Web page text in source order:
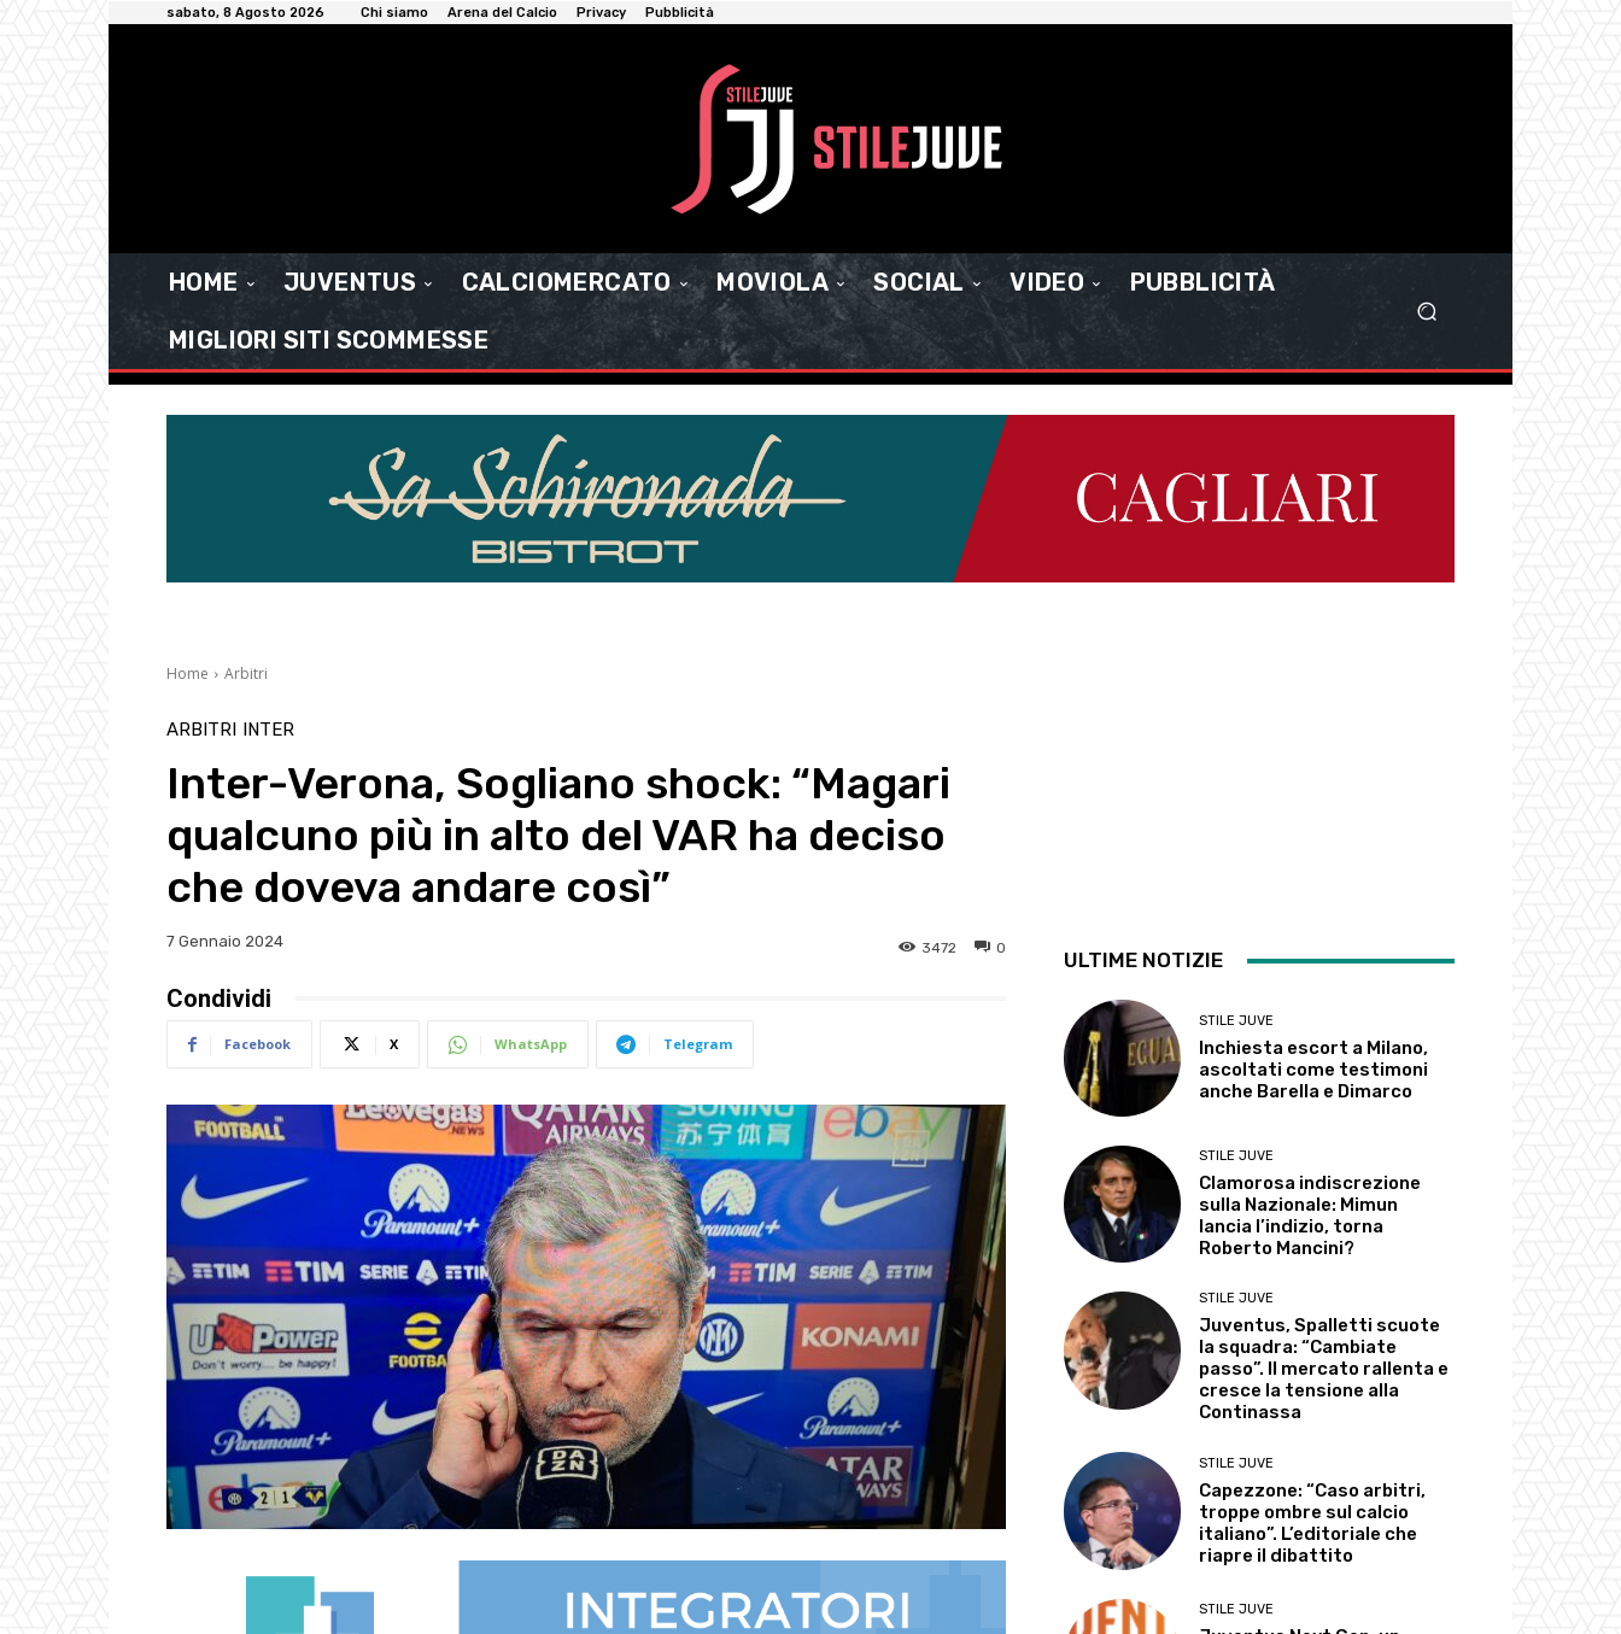
sabato, 8 Agosto 2026 Chi siamo Arena del Calcio Privacy Pubblicità
HOME JUVENTUS CALCIOMERCATO MOVIOLA SOCIAL VIDEO
PUBBLICITÀ
MIGLIORI SITI SCOMMESSE
Home Arbitri
ARBITRI INTER
Inter-Verona, Sogliano shock: “Magari
qualcuno più in alto del VAR ha deciso
che doveva andare così”
7 Gennaio 2024 0
3472
Condividi
Facebook X WhatsApp Telegram
ULTIME NOTIZIE
STILE JUVE
Inchiesta escort a Milano,
ascoltati come testimoni
anche Barella e Dimarco
STILE JUVE
Clamorosa indiscrezione
sulla Nazionale: Mimun
lancia l’indizio, torna
Roberto Mancini?
STILE JUVE
Juventus, Spalletti scuote
la squadra: “Cambiate
passo”. Il mercato rallenta e
cresce la tensione alla
Continassa
STILE JUVE
Capezzone: “Caso arbitri,
troppe ombre sul calcio
italiano”. L’editoriale che
riapre il dibattito
STILE JUVE